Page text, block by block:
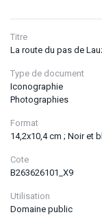
Titre
La route du pas de
Type de document
Iconographie
Photographies
Format
14,2x10,4 cm ; Noir et
Cote
B263626101_X9
Utilisation
Domaine public